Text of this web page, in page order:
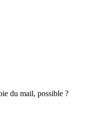
du mail, possible ?